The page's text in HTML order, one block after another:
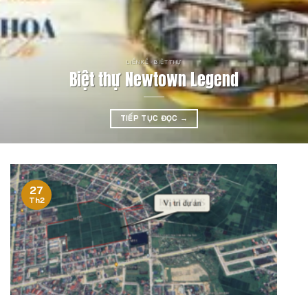
LIỀN KỀ - BIỆT THỰ
Biệt thự Newtown Legend
TIẾP TỤC ĐỌC →
27
Th2